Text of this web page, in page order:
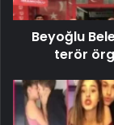
Beyoğlu
terör